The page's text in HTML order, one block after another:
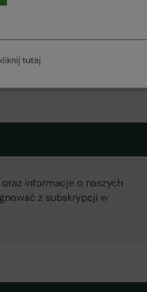
oferty
informacje o naszych
z subskrypcji w
tutaj